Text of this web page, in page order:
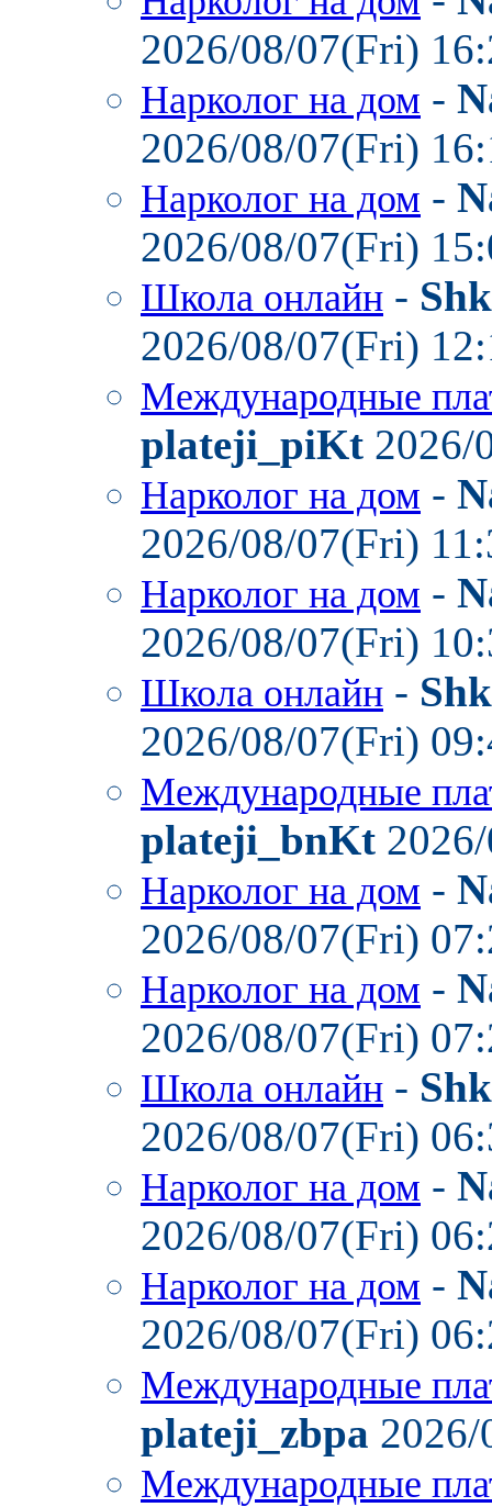
2026/08/07(Fri)
Нарколог на дом -
2026/08/07(Fri)
Нарколог на дом -
2026/08/07(Fri)
Школа онлайн -
2026/08/07(Fri)
Международные
plateji_piKt 2026/
Нарколог на дом -
2026/08/07(Fri)
Нарколог на дом -
2026/08/07(Fri)
Школа онлайн -
2026/08/07(Fri)
Международные
plateji_bnKt
Нарколог на дом -
2026/08/07(Fri)
Нарколог на дом -
2026/08/07(Fri)
Школа онлайн -
2026/08/07(Fri)
Нарколог на дом -
2026/08/07(Fri)
Нарколог на дом -
2026/08/07(Fri)
Международные
plateji_zbpa
Международные